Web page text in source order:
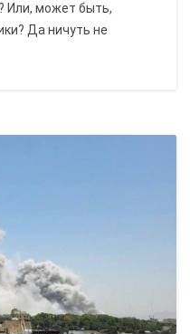
Или, может быть,
Да ничуть не